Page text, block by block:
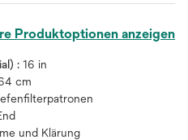
Produktoptionen anzeigen
: 16 in
cm
und Klärung